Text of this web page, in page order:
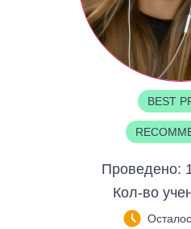
BEST
Проведено:
Кол-во